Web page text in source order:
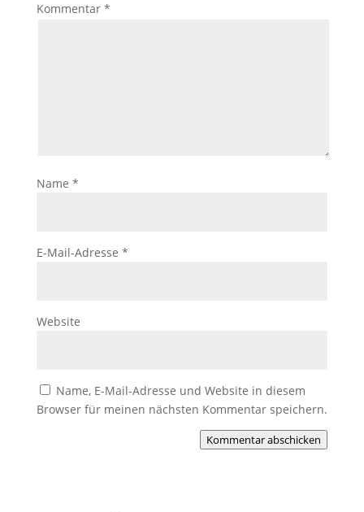
Kommentar *
Name *
E-Mail-Adresse *
Website
Name, E-Mail-Adresse und Website in diesem
Browser für meinen nächsten Kommentar speichern.
Kommentar abschicken